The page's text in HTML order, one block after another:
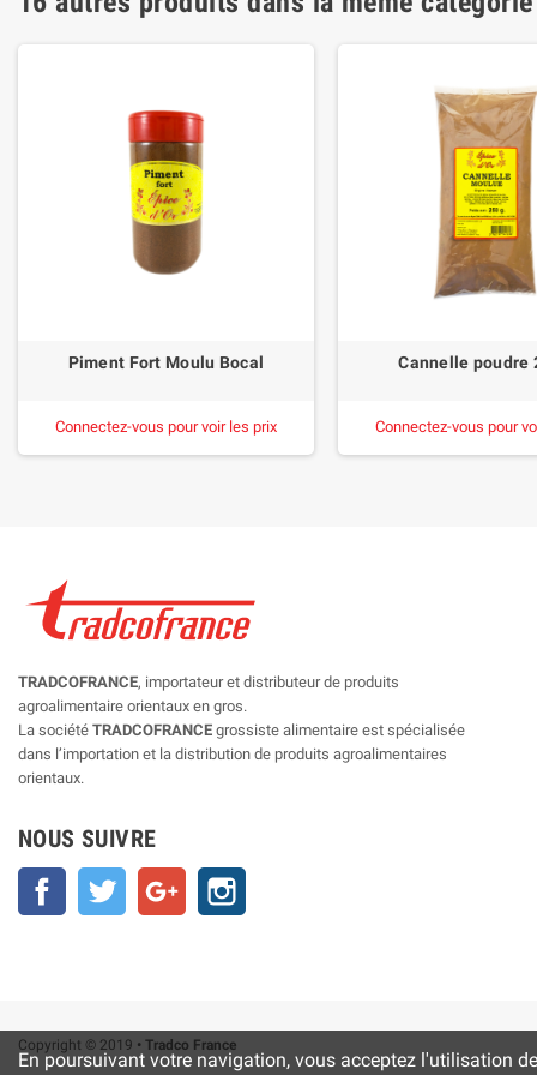
Piment Fort Moulu Bocal
Connectez-vous pour voir les prix
Cannelle poudre
Connectez-vous pour
TRADCOFRANCE, importateur et distributeur de produits
agroalimentaire orientaux en gros.
La société TRADCOFRANCE grossiste alimentaire est spécialisée
dans l’importation et la distribution de produits agroalimentaires
orientaux.
NOUS SUIVRE
Facebook Twitter Google+
Copyright © 2019 • Tradco France
En poursuivant votre navigation, vous acceptez l'utilisation